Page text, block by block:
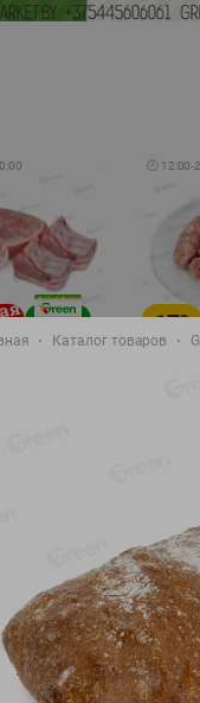
🕘 12:00-
-17%
Каталог товаров